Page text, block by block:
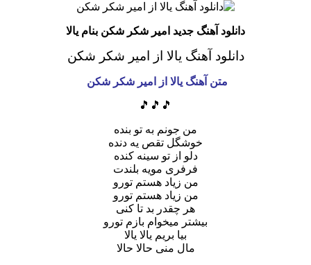
دانلود آهنگ جدید امیر شکر شکن بنام یالا
دانلود آهنگ یالا از امیر شکر شکن
متن آهنگ یالا از امیر شکر شکن
🎵🎵🎵
من جونم به تو بنده
خوشگل تقص یه دنده
دلو از تو سینه کنده
فرفری مویه بلندت
من زیاد هستم تورو
من زیاد هستم تورو
هر چقدر بد تا کنی
بیشتر میخوام بازم تورو
بیا بریم یالا یالا
مال منی حالا حالا